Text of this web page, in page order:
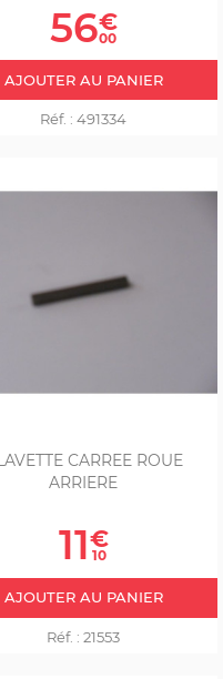
Prix
56€
00
AJOUTER AU PANIER
Réf. : 491334
CARREE ROUE
ARRIERE
Prix
11€
10
AJOUTER AU PANIER
Réf. : 21553